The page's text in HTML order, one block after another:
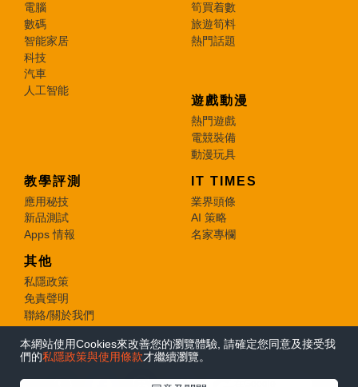
本網站使用Cookies來改善您的瀏覽體驗, 請確定您同意及接受我
們的私隱政策與使用條款才繼續瀏覽。
電腦
數碼
智能家居
科技
汽車
人工智能
筍買着數
旅遊筍料
熱門話題
遊戲動漫
熱門遊戲
電競裝備
動漫玩具
教學評測
應用秘技
新品測試
Apps 情報
IT TIMES
業界頭條
AI 策略
名家專欄
其他
私隱政策
免責聲明
聯絡/關於我們
© 2026 e-zone. All Rights Reserved.